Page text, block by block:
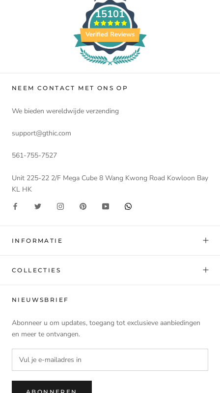
15101
Verified Reviews
NEEM CONTACT MET ONS OP
We bieden wereldwijde verzending
support@gthic.com
561-755-7527
Unit 225-22 2/F Mega Cube 8 Wang Kwong Road Kowloon Bay
KL HK
INFORMATIE
COLLECTIES
NIEUWSBRIEF
Abonneer u om updates, toegang tot exclusieve aanbiedingen
en meer te ontvangen.